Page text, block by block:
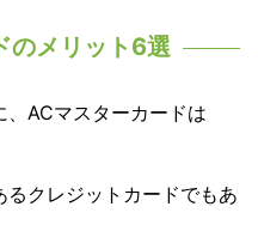
のメリット6選
ACマスターカードは
クレジットカードでもあ